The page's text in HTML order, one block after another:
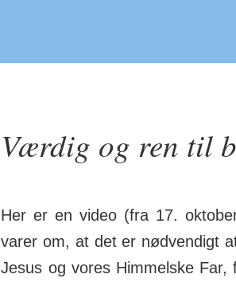
Værdig og ren til
Her er en video (fra 17.
varer om, at det er nød­vendigt
Jesus og vores Him­melske